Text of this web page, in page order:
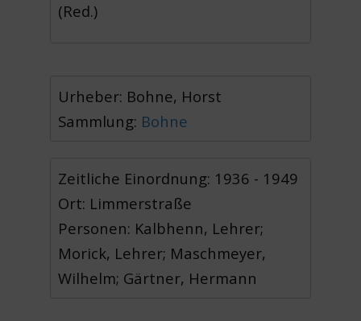
(Red.)
Urheber: Bohne, Horst
Sammlung: Bohne
Zeitliche Einordnung: 1936 - 1949
Ort: Limmerstraße
Personen: Kalbhenn, Lehrer;
Morick, Lehrer; Maschmeyer,
Wilhelm; Gärtner, Hermann